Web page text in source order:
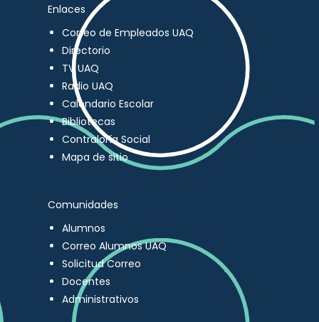
Enlaces
Correo de Empleados UAQ
Directorio
TV UAQ
Radio UAQ
Calendario Escolar
Bibliotecas
Contraloría Social
Mapa de sitio
Comunidades
Alumnos
Correo Alumnos UAQ
Solicitud Correo
Docentes
Administrativos